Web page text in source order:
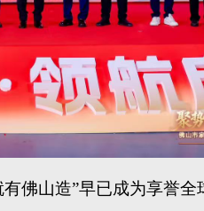
有佛山造”早已成为享誉